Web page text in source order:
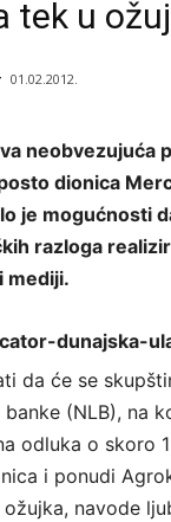
tek u
01.02.2012.
neobvezujuća
dionica
je mogućnosti
razloga
mediji.
da će se
(NLB), na
odluka o skoro
i ponudi
navode